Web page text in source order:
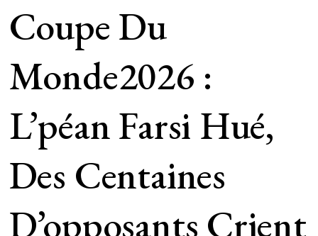
Coupe Du
Monde2026 :
L’péan Farsi Hué,
Des Centaines
D’opposants Crient